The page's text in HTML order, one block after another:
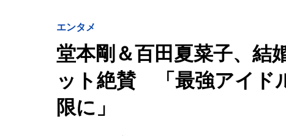
エンタメ
堂本剛＆百田夏菜子、結
ット絶賛 「最強アイド
限に」